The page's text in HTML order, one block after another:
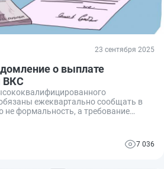
23 сентября 2025
о выплате
ВКС
ежеквартально сообщать в
не формальность, а требование
как правильно
по ВКС, чтобы избежать 7 036